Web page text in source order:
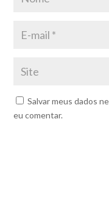
Salvar meus dados
eu comentar.